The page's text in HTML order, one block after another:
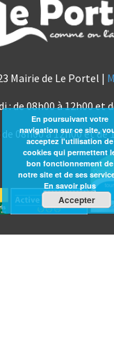
Mairie de Le Portel |
: de 08h00 à 12h00 et
08h00 à 12h00 et de
En poursuivant votre
navigation sur ce site,
acceptez l'utilisation de
cookies qui permettent
bon fonctionnement de
notre site et de ses
En savoir plus
Accepter